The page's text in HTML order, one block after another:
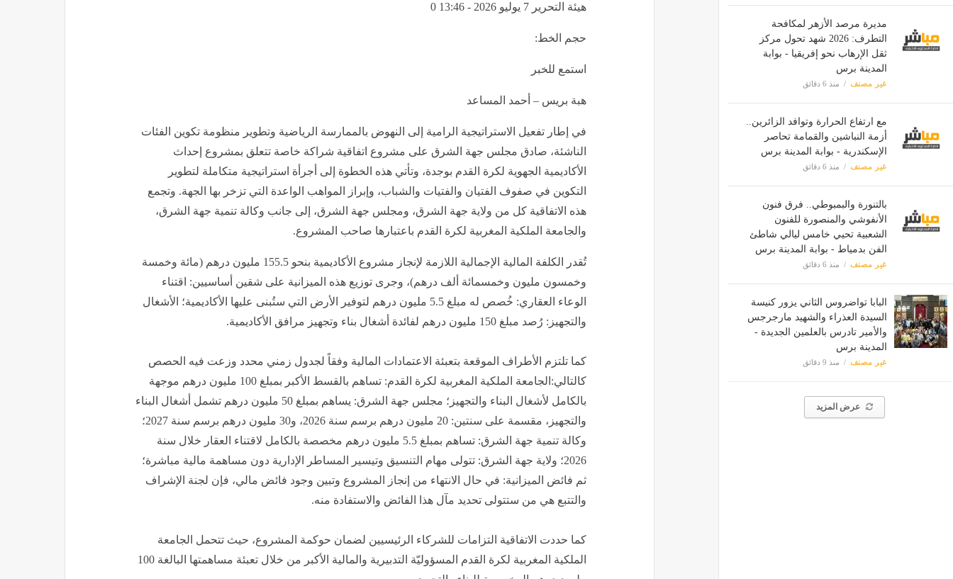
مديرة مرصد الأزهر لمكافحة
التطرف: 2026 شهد تحول مركز
ثقل الإرهاب نحو إفريقيا - بوابة
المدينة برس
غير مصنف منذ 6 دقائق
مع ارتفاع الحرارة وتوافد الزائرين..
أزمة النباشين والقمامة تحاصر
الإسكندرية - بوابة المدينة برس
غير مصنف منذ 6 دقائق
بالتنورة والبمبوطي.. فرق فنون
الأنفوشي والمنصورة للفنون
الشعبية تحيي خامس ليالي شاطئ
الفن بدمياط - بوابة المدينة برس
غير مصنف منذ 6 دقائق
البابا تواضروس الثاني يزور كنيسة
السيدة العذراء والشهيد مارجرجس
والأمير تادرس بالعلمين الجديدة -
المدينة برس
غير مصنف منذ 9 دقائق
عرض المزيد
هيئة التحرير 7 يوليو 2026 - 13:46 0
حجم الخط:
استمع للخبر
هبة بريس – أحمد المساعد
​في إطار تفعيل الاستراتيجية الرامية إلى النهوض بالممارسة الرياضية وتطوير منظومة تكوين الفئات
الناشئة، صادق مجلس جهة الشرق على مشروع اتفاقية شراكة خاصة تتعلق بمشروع إحداث
الأكاديمية الجهوية لكرة القدم بوجدة، وتأتي هذه الخطوة إلى أجرأة استراتيجية متكاملة لتطوير
التكوين في صفوف الفتيان والفتيات والشباب، وإبراز المواهب الواعدة التي تزخر بها الجهة. وتجمع
هذه الاتفاقية كل من ولاية جهة الشرق، ومجلس جهة الشرق، إلى جانب وكالة تنمية جهة الشرق،
والجامعة الملكية المغربية لكرة القدم باعتبارها صاحب المشروع.
​تُقدر الكلفة المالية الإجمالية اللازمة لإنجاز مشروع الأكاديمية بنحو 155.5 مليون درهم (مائة وخمسة
وخمسون مليون وخمسمائة ألف درهم)، وجرى توزيع هذه الميزانية على شقين أساسيين: ​اقتناء
الوعاء العقاري: خُصص له مبلغ 5.5 مليون درهم لتوفير الأرض التي ستُبنى عليها الأكاديمية؛ ​الأشغال
والتجهيز: رُصد مبلغ 150 مليون درهم لفائدة أشغال بناء وتجهيز مرافق الأكاديمية.
كما ​تلتزم الأطراف الموقعة بتعبئة الاعتمادات المالية وفقاً لجدول زمني محدد وزعت فيه الحصص
كالتالي:​الجامعة الملكية المغربية لكرة القدم: تساهم بالقسط الأكبر بمبلغ 100 مليون درهم موجهة
بالكامل لأشغال البناء والتجهيز؛ مجلس جهة الشرق: يساهم بمبلغ 50 مليون درهم تشمل أشغال البناء
والتجهيز، مقسمة على سنتين: 20 مليون درهم برسم سنة 2026، و30 مليون درهم برسم سنة 2027؛
وكالة تنمية جهة الشرق: تساهم بمبلغ 5.5 مليون درهم مخصصة بالكامل لاقتناء العقار خلال سنة
2026؛ ولاية جهة الشرق: تتولى مهام التنسيق وتيسير المساطر الإدارية دون مساهمة مالية مباشرة؛
ثم فائض الميزانية: في حال الانتهاء من إنجاز المشروع وتبين وجود فائض مالي، فإن لجنة الإشراف
والتتبع هي من ستتولى تحديد مآل هذا الفائض والاستفادة منه.
​كما حددت الاتفاقية التزامات للشركاء الرئيسيين لضمان حوكمة المشروع، حيث تتحمل الجامعة
الملكية المغربية لكرة القدم المسؤوليّة التدبيرية والمالية الأكبر من خلال ​تعبئة مساهمتها البالغة 100